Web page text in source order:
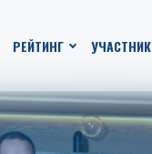
РЕЙТИНГ